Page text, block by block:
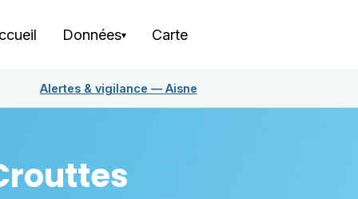
Données▾ Carte
Alertes & vigilance — Aisne